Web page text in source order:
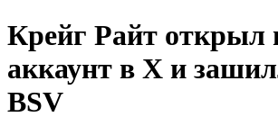
Крейг Райт открыл
аккаунт в X и
BSV